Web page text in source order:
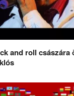
and roll császára